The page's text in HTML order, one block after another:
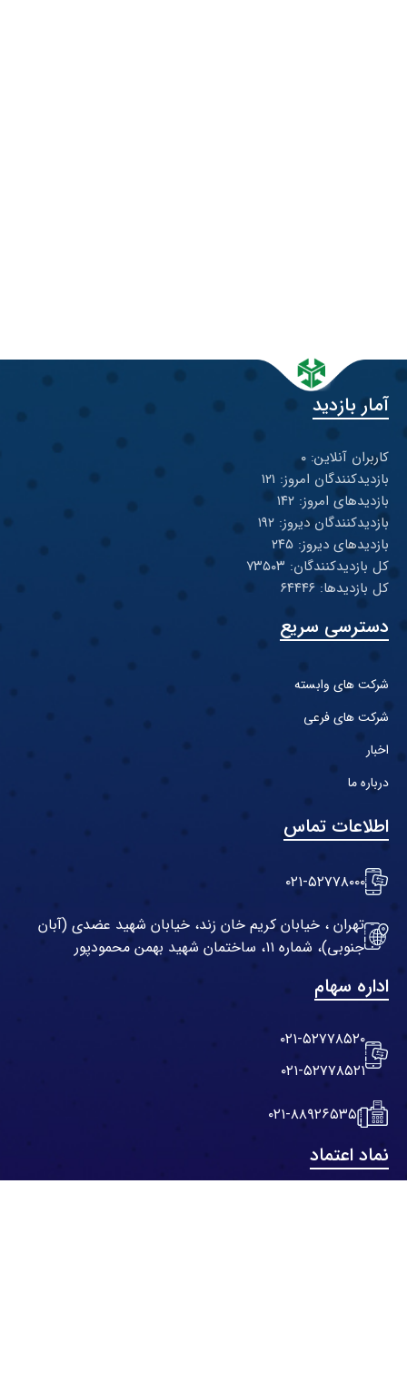
آمار بازدید
کاربران آنلاین: ۰
بازدیدکنندگان امروز: ۱۲۱
بازدیدهای امروز: ۱۴۲
بازدیدکنندگان دیروز: ۱۹۲
بازدیدهای دیروز: ۲۴۵
کل بازدیدکنند‌گان: ۷۳۵۰۳
کل بازدیدها: ۶۴۴۴۶
دسترسی سریع
شرکت های وابسته
شرکت های فرعی
اخبار
درباره ما
اطلاعات تماس
۰۲۱-۵۲۷۷۸۰۰۰
تهران ، خیابان کریم خان زند، خیابان شهید عضدی (آبان
جنوبی)، شماره ۱۱، ساختمان شهید بهمن محمودپور
اداره سهام
۰۲۱-۵۲۷۷۸۵۲۰
۰۲۱-۵۲۷۷۸۵۲۱
۰۲۱-۸۸۹۲۶۵۳۵
نماد اعتماد